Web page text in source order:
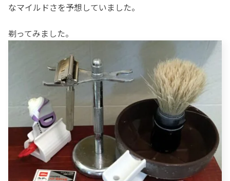
なマイルドさを予想していました。
剃ってみました。